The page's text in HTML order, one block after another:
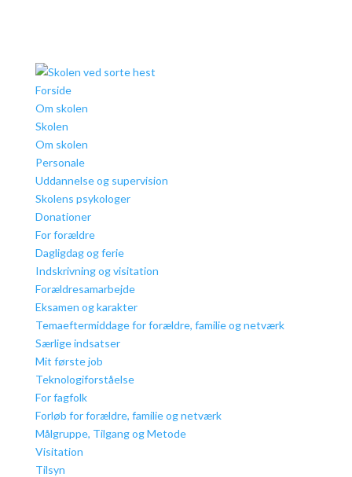
Forside
Om skolen
Skolen
Om skolen
Personale
Uddannelse og supervision
Skolens psykologer
Donationer
For forældre
Dagligdag og ferie
Indskrivning og visitation
Forældresamarbejde
Eksamen og karakter
Temaeftermiddage for forældre, familie og netværk
Særlige indsatser
Mit første job
Teknologiforståelse
For fagfolk
Forløb for forældre, familie og netværk
Målgruppe, Tilgang og Metode
Visitation
Tilsyn